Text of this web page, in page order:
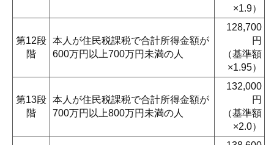
×1.9）
第12段
階
本人が住民税課税で合計所得金額が
600万円以上700万円未満の人
128,700
円
（基準額
×1.95）
第13段
階
本人が住民税課税で合計所得金額が
700万円以上800万円未満の人
132,000
円
（基準額
×2.0）